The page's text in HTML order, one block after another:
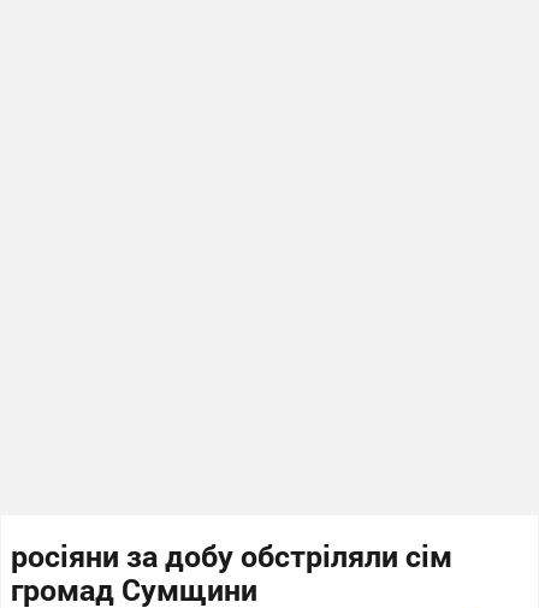
росіяни за добу обстріляли сім
громад Сумщини